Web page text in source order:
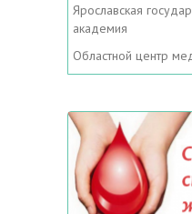
Ярославская
академия
Областной центр